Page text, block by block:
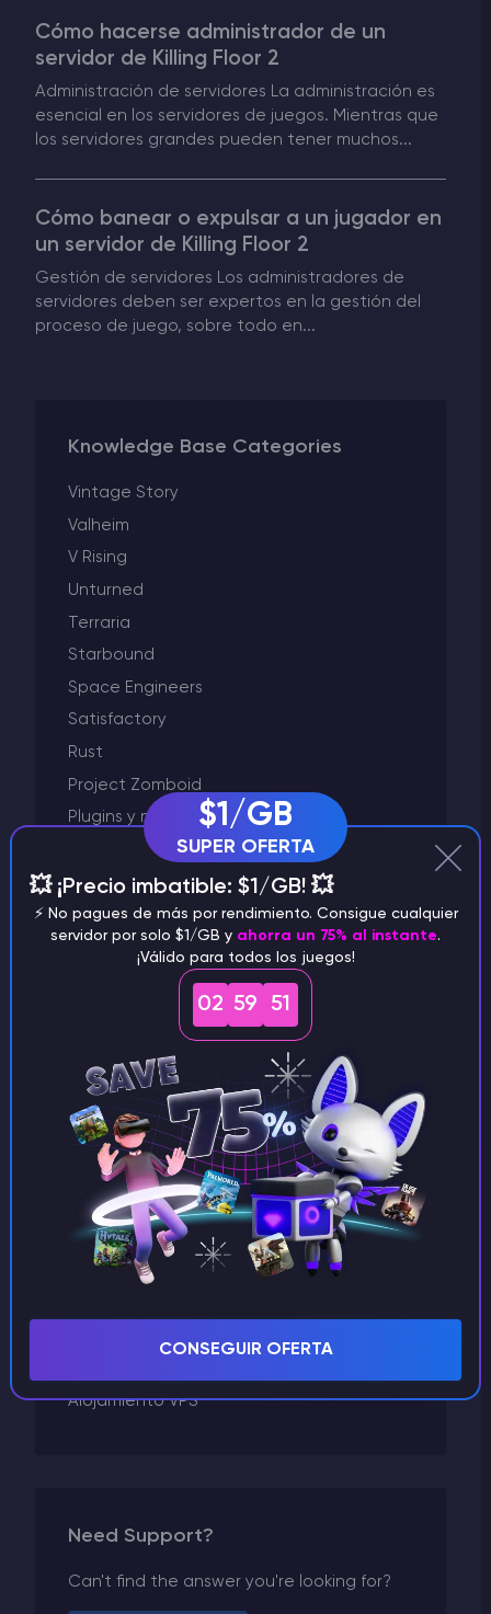
Rust Alojamiento de servidores
Palworld Alojamiento de servidores
Juegos
Cómo hacerse administrador de un
servidor de Killing Floor 2
Administración de servidores La administración es
esencial en los servidores de juegos. Mientras que
los servidores grandes pueden tener muchos...
Cómo banear o expulsar a un jugador en
un servidor de Killing Floor 2
Gestión de servidores Los administradores de
servidores deben ser expertos en la gestión del
proceso de juego, sobre todo en...
Knowledge Base Categories
Vintage Story
Valheim
V Rising
Unturned
Terraria
Starbound
Space Engineers
Satisfactory
Rust
Project Zomboid
Plugins y modificación
Otros
Mod de Garry
Minecraft
Left 4 Dead 2
Godlike Panel
Facturación
Factorio
Enshrouded
Ejecutar un servidor
Don't Starve Together
Dayz
Alojamiento VPS
Need Support?
Can't find the answer you're looking for?
$1/GB
SUPER OFERTA
💥 ¡Precio imbatible: $1/GB! 💥
⚡️ No pagues de más por rendimiento. Consigue cualquier
servidor por solo $1/GB y ahorra un 75% al instante.
¡Válido para todos los juegos!
02 59 51
CONSEGUIR OFERTA